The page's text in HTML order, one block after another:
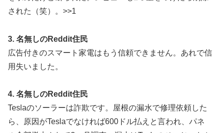
された（笑）。>>1
3. 名無しのReddit住民
広告付きのスマート家電はもう信頼できません。あれで信
用失いました。
4. 名無しのReddit住民
Teslaのソーラーは詐欺です。屋根の漏水で修理依頼した
ら、原因がTeslaでなければ600ドル払えと言われ、パネ